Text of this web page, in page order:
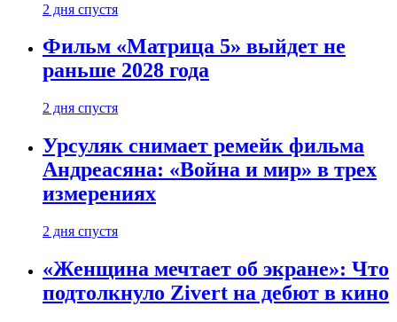
2 дня спустя
Фильм «Матрица 5» выйдет не
раньше 2028 года
2 дня спустя
Урсуляк снимает ремейк фильма
Андреасяна: «Война и мир» в трех
измерениях
2 дня спустя
«Женщина мечтает об экране»: Что
подтолкнуло Zivert на дебют в кино